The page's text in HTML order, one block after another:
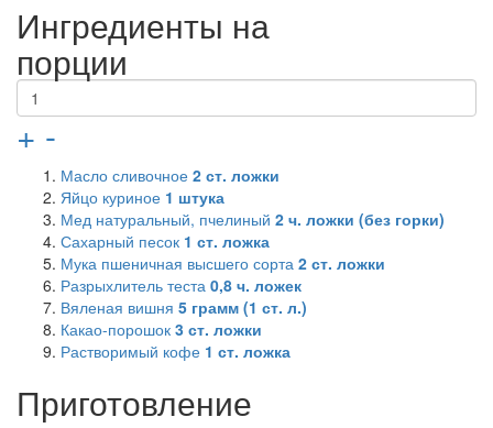
Ингредиенты на
порции
+ -
Масло сливочное 2 ст. ложки
Яйцо куриное 1 штука
Мед натуральный, пчелиный 2 ч. ложки (без горки)
Сахарный песок 1 ст. ложка
Мука пшеничная высшего сорта 2 ст. ложки
Разрыхлитель теста 0,8 ч. ложек
Вяленая вишня 5 грамм (1 ст. л.)
Какао-порошок 3 ст. ложки
Растворимый кофе 1 ст. ложка
Приготовление